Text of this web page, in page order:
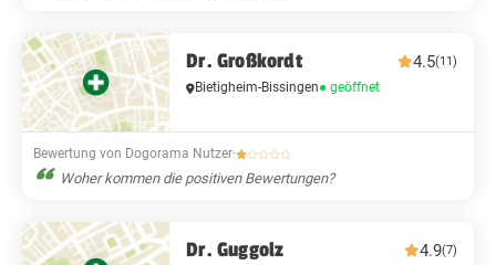
Dr. Großkordt 4.5(11)
Bietigheim-Bissingen● geöffnet
Bewertung von Dogorama Nutzer·
Woher kommen die positiven Bewertungen?
Dr. Guggolz 4.9(7)